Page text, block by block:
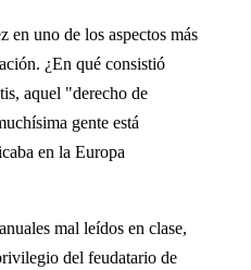
en uno de los aspectos más
¿En qué consistió
aquel "derecho de
gente está
en la Europa
mal leídos en clase,
del feudatario de